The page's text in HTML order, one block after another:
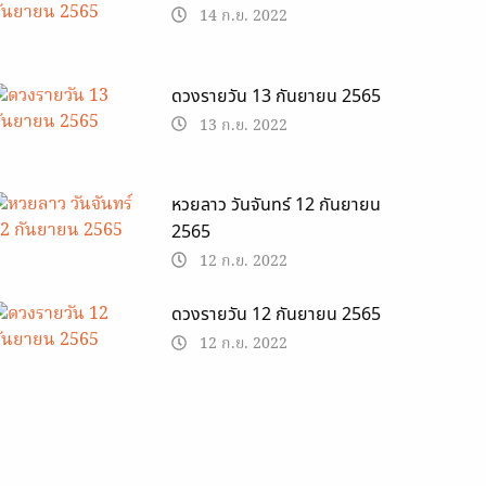
14 ก.ย. 2022
ดวงรายวัน 13 กันยายน 2565
13 ก.ย. 2022
หวยลาว วันจันทร์ 12 กันยายน
2565
12 ก.ย. 2022
ดวงรายวัน 12 กันยายน 2565
12 ก.ย. 2022